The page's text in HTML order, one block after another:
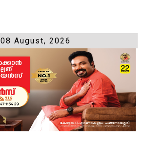
08 August, 2026